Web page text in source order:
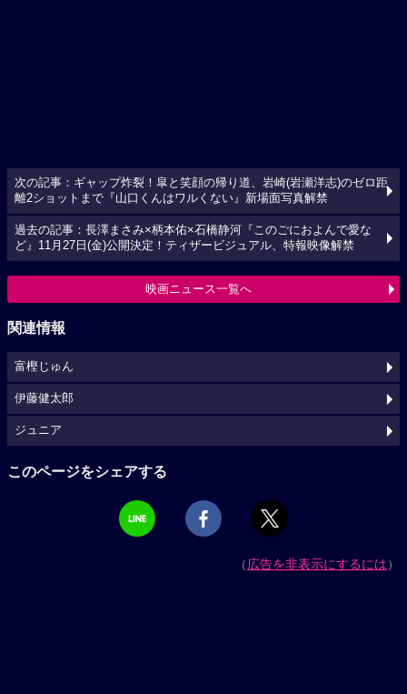
次の記事：ギャップ炸裂！皐と笑顔の帰り道、岩崎(岩瀬洋志)のゼロ距
離2ショットまで『山口くんはワルくない』新場面写真解禁
過去の記事：長澤まさみ×柄本佑×石橋静河『このごにおよんで愛な
ど』11月27日(金)公開決定！ティザービジュアル、特報映像解禁
映画ニュース一覧へ
関連情報
富樫じゅん
伊藤健太郎
ジュニア
このページをシェアする
（広告を非表示にするには）